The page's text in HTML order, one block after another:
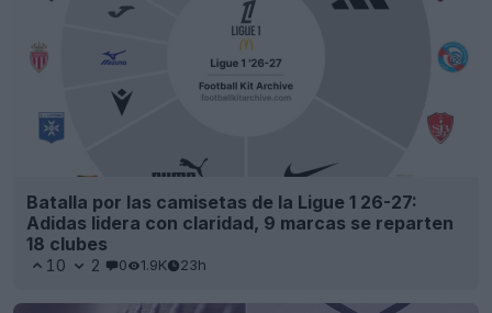
Batalla por las camisetas de la Ligue 1 26-27:
Adidas lidera con claridad, 9 marcas se reparten
18 clubes
10 2 0 1.9K 23h